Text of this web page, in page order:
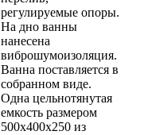
регулируемые опоры.
На дно ванны
нанесена
виброшумоизоляция.
Ванна поставляется в
собранном виде.
Одна цельнотянутая
емкость размером
500х400х250 из